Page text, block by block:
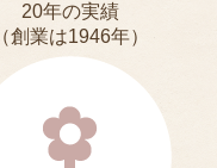
20年の実績
（創業は1946年）